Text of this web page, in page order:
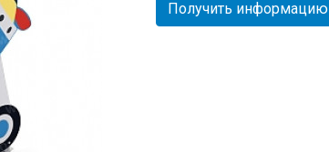
Получить информацию